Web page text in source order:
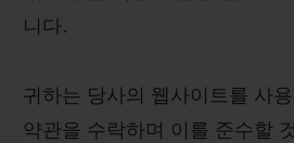
니다.
귀하는 당사의 웹사이트를 사
약관을 수락하며 이를 준수할